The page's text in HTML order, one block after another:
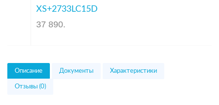
LHG LTE6 kit
33 660.
Описание Документы Характеристики
Отзывы (0)